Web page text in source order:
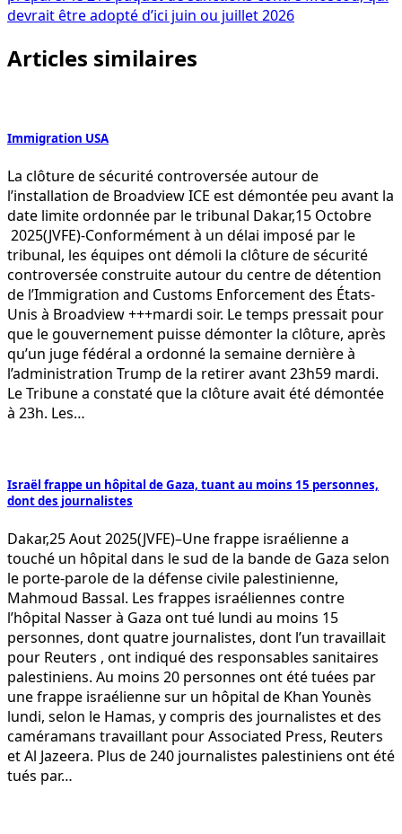
devrait être adopté d’ici juin ou juillet 2026
Articles similaires
Immigration USA
La clôture de sécurité controversée autour de
l’installation de Broadview ICE est démontée peu avant la
date limite ordonnée par le tribunal Dakar,15 Octobre
2025(JVFE)-Conformément à un délai imposé par le
tribunal, les équipes ont démoli la clôture de sécurité
controversée construite autour du centre de détention
de l’Immigration and Customs Enforcement des États-
Unis à Broadview +++mardi soir. Le temps pressait pour
que le gouvernement puisse démonter la clôture, après
qu’un juge fédéral a ordonné la semaine dernière à
l’administration Trump de la retirer avant 23h59 mardi.
Le Tribune a constaté que la clôture avait été démontée
à 23h. Les…
Israël frappe un hôpital de Gaza, tuant au moins 15 personnes,
dont des journalistes
Dakar,25 Aout 2025(JVFE)–Une frappe israélienne a
touché un hôpital dans le sud de la bande de Gaza selon
le porte-parole de la défense civile palestinienne,
Mahmoud Bassal. Les frappes israéliennes contre
l’hôpital Nasser à Gaza ont tué lundi au moins 15
personnes, dont quatre journalistes, dont l’un travaillait
pour Reuters , ont indiqué des responsables sanitaires
palestiniens. Au moins 20 personnes ont été tuées par
une frappe israélienne sur un hôpital de Khan Younès
lundi, selon le Hamas, y compris des journalistes et des
caméramans travaillant pour Associated Press, Reuters
et Al Jazeera. Plus de 240 journalistes palestiniens ont été
tués par…